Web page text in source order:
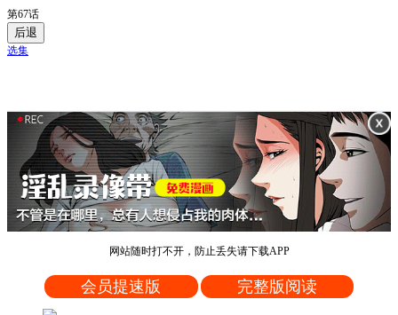
第67话
后退
选集
网站随时打不开，防止丢失请下载APP
会员提速版 完整版阅读